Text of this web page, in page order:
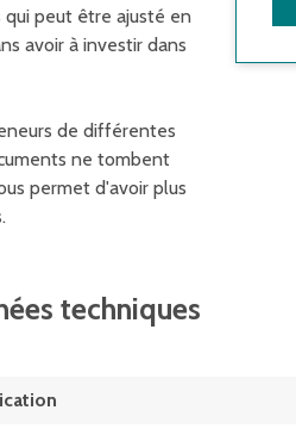
qui peut être ajusté en
avoir à investir dans
de différentes
ne tombent
permet d'avoir plus
techniques